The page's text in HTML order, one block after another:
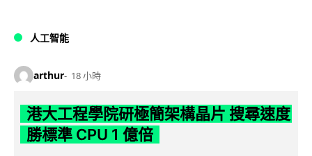
人工智能
arthur 18 小時
港大工程學院研極簡架構晶片 搜尋速度
勝標準 CPU 1 億倍